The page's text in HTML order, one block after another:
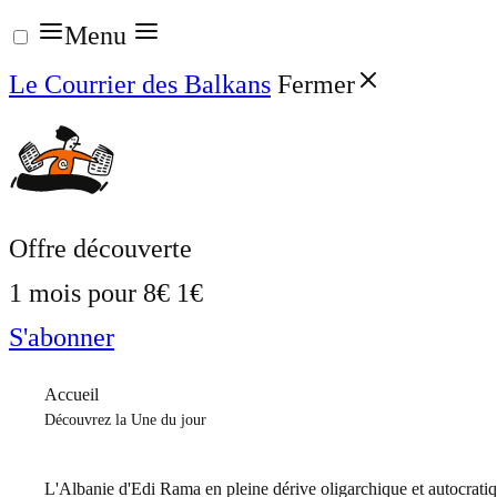
Aller
au
contenu
Menu
Le Courrier des Balkans Fermer
Offre découverte
1 mois pour 8€ 1€
S'abonner
Accueil
Découvrez la Une du jour
L'Albanie d'Edi Rama en pleine dérive oligarchique et